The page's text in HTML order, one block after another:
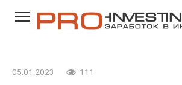
05.01.2023 111